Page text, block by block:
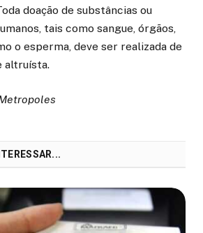
doação de substâncias ou
tais como sangue, órgãos,
o esperma, deve ser realizada de
altruísta.